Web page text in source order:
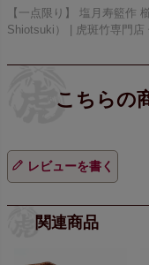
【一点限り】 塩月寿籃作
Shiotsuki） | 虎斑竹専門店
レビューを書く
関連商品